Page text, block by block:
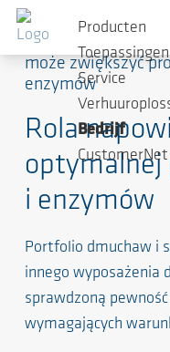
Instalacja
może zwiększyć
enzymów
Rola
optymalnej
i enzymów
Portfolio dmuchaw i
innego wyposażenia
sprawdzoną
wymagających
Producten
Toepassingen
Service
Bedrijf
CustomerNet